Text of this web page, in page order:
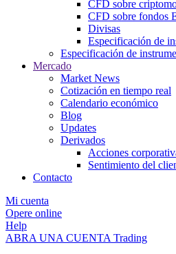
CFD sobre
CFD sobre fondos
Divisas
Especificación de
Especificación de
Mercado
Market News
Cotización en tiempo real
Calendario económico
Blog
Updates
Derivados
Acciones
Sentimiento del
Contacto
Mi cuenta
Opere online
Help
ABRA UNA CUENTA Trading